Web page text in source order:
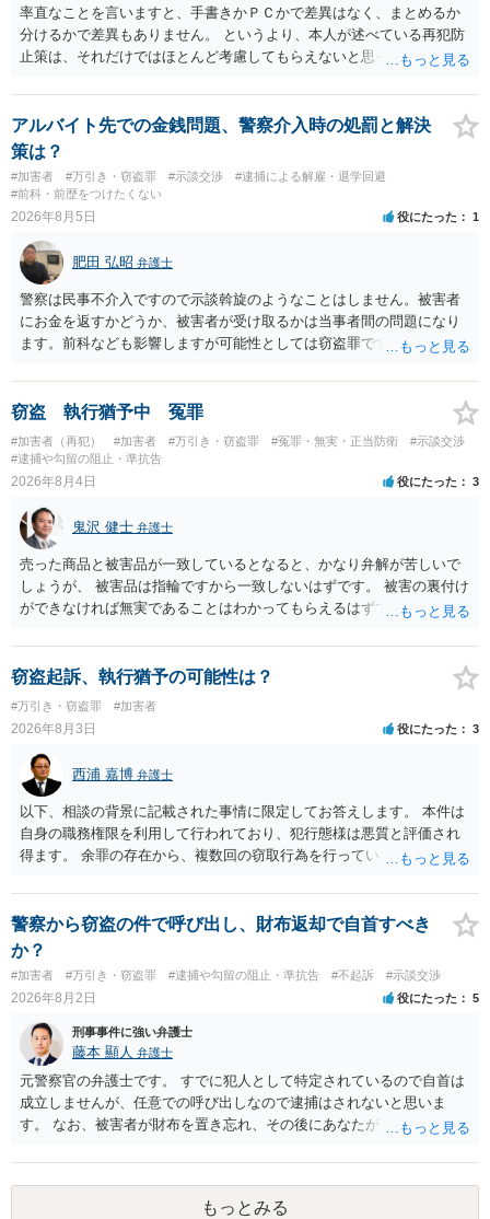
率直なことを言いますと、手書きかＰＣかで差異はなく、まとめるか
分けるかで差異もありません。 というより、本人が述べている再犯防
止策は、それだけではほとんど考慮してもらえないと思った方が良い
やカウンセリング・治療の内容 ・利用している再犯防止策（例えば保
護観察所と連携した職業支援の内容や具体的な就労・監督状況） ・監
督者の証言 など、証拠で担保された客観性と実現可能性があるもので
なければあまり意味がありません。 もともと執行猶予が狙える事案で
あれば本人の反省の言葉だけで十分であり、実刑となるか微妙な事案
では、本人が再発防止策をいくら述べてもほとんど効果は望めないと
アルバイト先での金銭問題、警察介入時の処罰と解決
策は？
#加害者 #万引き・窃盗罪 #示談交渉
#逮捕による解雇・退学回避
#前科・前歴をつけたくない
2026年8月5日 役にたった 1
肥田 弘昭 弁護士
警察は民事不介入ですので示談斡旋のようなことはしません。被害者
にお金を返すかどうか、被害者が受け取るかは当事者間の問題になり
ます。前科なども影響しますが可能性としては窃盗罪ですので、逮捕
窃盗 執行猶予中 冤罪
#加害者（再犯） #加害者 #万引き・窃盗罪 #冤罪・無実・正当防衛
#示談交渉
#逮捕や勾留の阻止・準抗告
2026年8月4日 役にたった 3
鬼沢 健士 弁護士
売った商品と被害品が一致しているとなると、かなり弁解が苦しいで
しょうが、 被害品は指輪ですから一致しないはずです。 被害の裏付け
ができなければ無実であることはわかってもらえるはずです。
窃盗起訴、執行猶予の可能性は？
#万引き・窃盗罪 #加害者
2026年8月3日 役にたった 3
西浦 嘉博 弁護士
以下、相談の背景に記載された事情に限定してお答えします。 本件は
自身の職務権限を利用して行われており、犯行態様は悪質と評価され
得ます。 余罪の存在から、複数回の窃取行為を行っていたことも悪質
ると思われます。 他方、余罪を含めた全額を弁済していることは、被
害者の経済的損害の回復として有利に斟酌されます。 また、前科前歴
を有しないことも、規範意識が鈍磨しきっているとまでは言えず、有
利な点です。 その他、家族の監督等の情状証拠を適切に提出すること
で、私見ですが、執行猶予判決を視野に入れることが可能な事案と思
われます。 上記、一つの意見として参考ください。
警察から窃盗の件で呼び出し、財布返却で自首すべき
か？
#加害者 #万引き・窃盗罪 #逮捕や勾留の阻止・準抗告 #不起訴 #示談交渉
2026年8月2日 役にたった 5
刑事事件に強い弁護士
藤本 顯人 弁護士
元警察官の弁護士です。 すでに犯人として特定されているので自首は
成立しませんが、任意での呼び出しなので逮捕はされないと思いま
す。 なお、被害者が財布を置き忘れ、その後にあなたがトイレに入
と言い逃れはかなり厳しいものと思います。
もっとみる